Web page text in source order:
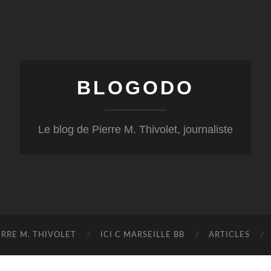
BLOGODO
Le blog de Pierre M. Thivolet, journaliste
M. THIVOLET ICI C MARSEILLE BB ARTICLES